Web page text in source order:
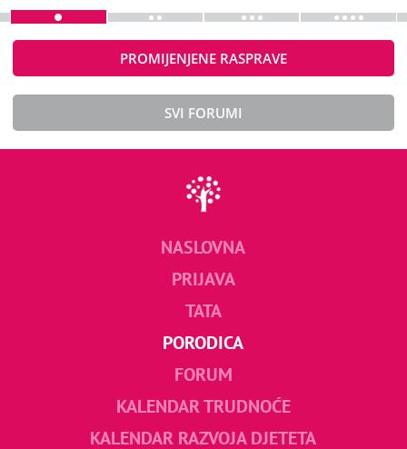
PROMIJENJENE RASPRAVE
SVI FORUMI
NASLOVNA
PRIJAVA
TATA
PORODICA
FORUM
KALENDAR TRUDNOĆE
KALENDAR RAZVOJA DJETETA